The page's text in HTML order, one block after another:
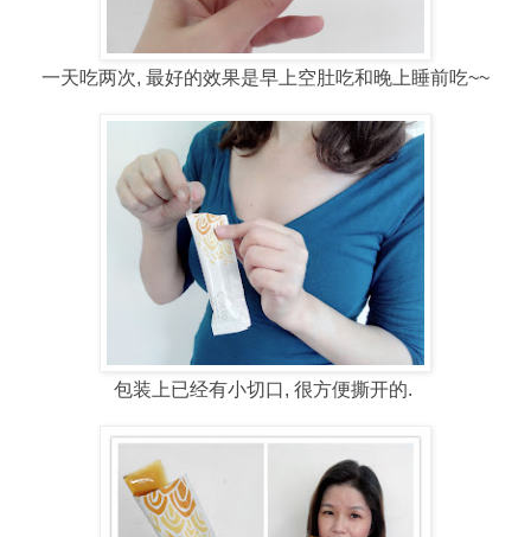
一天吃两次, 最好的效果是早上空肚吃和晚上睡前吃~~
包装上已经有小切口, 很方便撕开的.